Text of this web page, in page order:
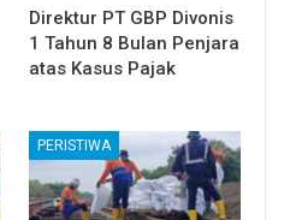
Direktur PT GBP Divonis
1 Tahun 8 Bulan Penjara
atas Kasus Pajak
PERISTIWA